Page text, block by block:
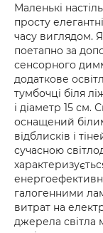
Маленькі
просту
часу виглядом.
поетапно за
сенсорного
додаткове
тумбочці біля
і діаметр 15 см.
оснащений
відблисків і
сучасною
галогенними
витрат на
джерела світла